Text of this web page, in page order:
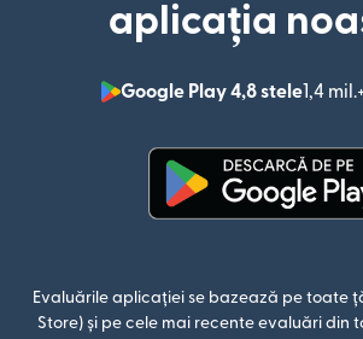
aplicația
Google Play 4,8 stele1,4
Evaluările aplicației se bazează pe toate
Store) și pe cele mai recente evaluări din